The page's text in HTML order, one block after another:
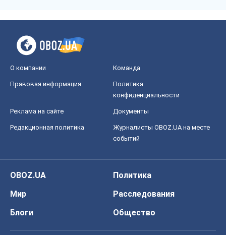
О компании Команда
Правовая информация
Политика
конфиденциальности
Реклама на сайте Документы
Редакционная политика
Журналисты OBOZ.UA на месте
событий
OBOZ.UA
Политика
Мир
Расследования
Блоги
Общество